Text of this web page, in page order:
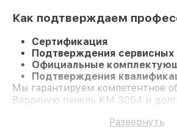
Как подтверждаем
Сертификация
Подтверждения сервисных
Официальные
Подтверждения
Мы гарантируем компетентное
Варочную панель KM 3054 и
Развернуть